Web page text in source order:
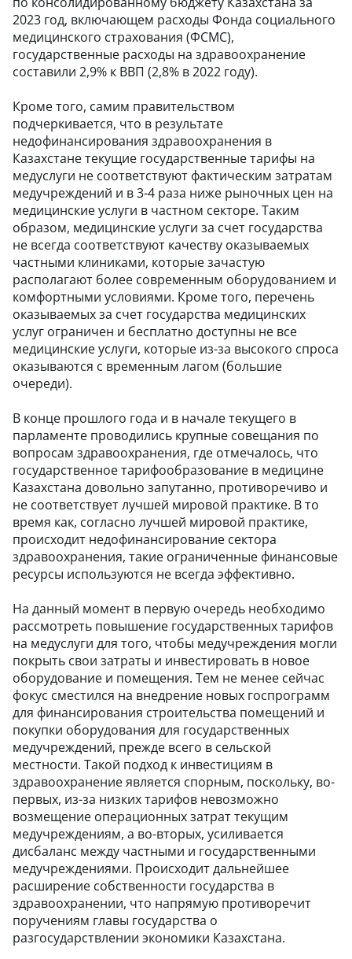
2023 год, включающем расходы Фонда социального
медицинского страхования (ФСМС),
государственные расходы на здравоохранение
составили 2,9% к ВВП (2,8% в 2022 году).
Кроме того, самим правительством
подчеркивается, что в результате
недофинансирования здравоохранения в
Казахстане текущие государственные тарифы на
медуслуги не соответствуют фактическим затратам
медучреждений и в 3-4 раза ниже рыночных цен на
медицинские услуги в частном секторе. Таким
образом, медицинские услуги за счет государства
не всегда соответствуют качеству оказываемых
частными клиниками, которые зачастую
располагают более современным оборудованием и
комфортными условиями. Кроме того, перечень
оказываемых за счет государства медицинских
услуг ограничен и бесплатно доступны не все
медицинские услуги, которые из-за высокого спроса
оказываются с временным лагом (большие
очереди).
В конце прошлого года и в начале текущего в
парламенте проводились крупные совещания по
вопросам здравоохранения, где отмечалось, что
государственное тарифообразование в медицине
Казахстана довольно запутанно, противоречиво и
не соответствует лучшей мировой практике. В то
время как, согласно лучшей мировой практике,
происходит недофинансирование сектора
здравоохранения, такие ограниченные финансовые
ресурсы используются не всегда эффективно.
На данный момент в первую очередь необходимо
рассмотреть повышение государственных тарифов
на медуслуги для того, чтобы медучреждения могли
покрыть свои затраты и инвестировать в новое
оборудование и помещения. Тем не менее сейчас
фокус сместился на внедрение новых госпрограмм
для финансирования строительства помещений и
покупки оборудования для государственных
медучреждений, прежде всего в сельской
местности. Такой подход к инвестициям в
здравоохранение является спорным, поскольку, во-
первых, из-за низких тарифов невозможно
возмещение операционных затрат текущим
медучреждениям, а во-вторых, усиливается
дисбаланс между частными и государственными
медучреждениями. Происходит дальнейшее
расширение собственности государства в
здравоохранении, что напрямую противоречит
поручениям главы государства о
разгосударствлении экономики Казахстана.